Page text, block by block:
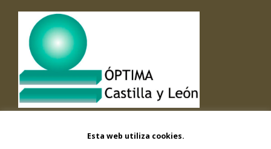
Esta web utiliza cookies.